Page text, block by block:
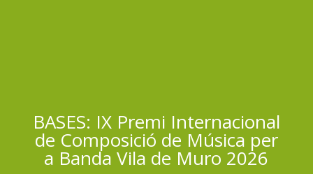
BASES: IX Premi Internacional
de Composició de Música per
a Banda Vila de Muro 2026